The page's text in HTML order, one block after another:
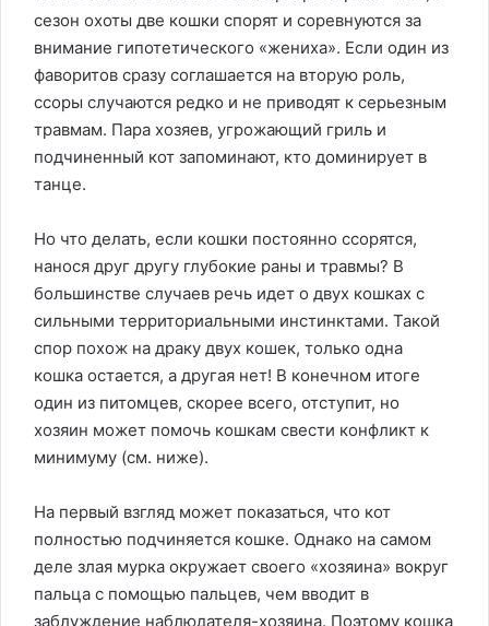
сезон охоты две кошки спорят и соревнуются за
внимание гипотетического «жениха». Если один из
фаворитов сразу соглашается на вторую роль,
ссоры случаются редко и не приводят к серьезным
травмам. Пара хозяев, угрожающий гриль и
подчиненный кот запоминают, кто доминирует в
танце.
Но что делать, если кошки постоянно ссорятся,
нанося друг другу глубокие раны и травмы? В
большинстве случаев речь идет о двух кошках с
сильными территориальными инстинктами. Такой
спор похож на драку двух кошек, только одна
кошка остается, а другая нет! В конечном итоге
один из питомцев, скорее всего, отступит, но
хозяин может помочь кошкам свести конфликт к
минимуму (см. ниже).
На первый взгляд может показаться, что кот
полностью подчиняется кошке. Однако на самом
деле злая мурка окружает своего «хозяина» вокруг
пальца с помощью пальцев, чем вводит в
заблуждение наблюдателя-хозяина. Поэтому кошка